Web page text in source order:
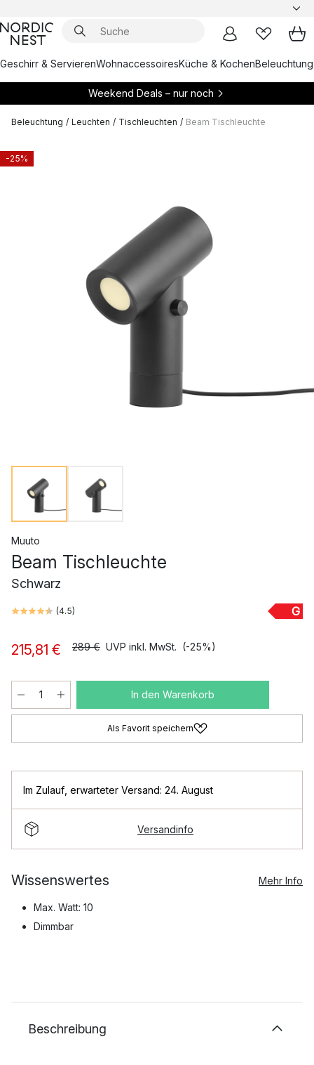
Geschirr & ServierenWohnaccessoiresKüche & KochenBeleuchtung
Weekend Deals – nur noch
Beleuchtung / Leuchten / Tischleuchten / Beam Tischleuchte
-25%
Muuto
Beam Tischleuchte
Schwarz
(4.5) G
215,81 € 289 € UVP inkl. MwSt. (-25%)
In den Warenkorb
Als Favorit speichern
Im Zulauf erwarteter Versand: 24. August
Versandinfo
Wissenswertes Mehr Info
Max. Watt: 10
Dimmbar
Beschreibung